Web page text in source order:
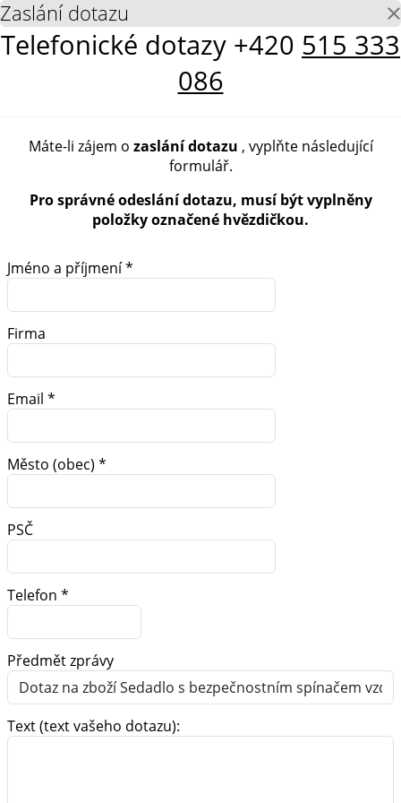
Zaslání dotazu
Telefonické dotazy +420 515 333
086
Máte-li zájem o zaslání dotazu , vyplňte následující
formulář.
Pro správné odeslání dotazu, musí být vyplněny
položky označené hvězdičkou.
Jméno a příjmení *
Firma
Email *
Město (obec) *
PSČ
Telefon *
Předmět zprávy
Text (text vašeho dotazu):